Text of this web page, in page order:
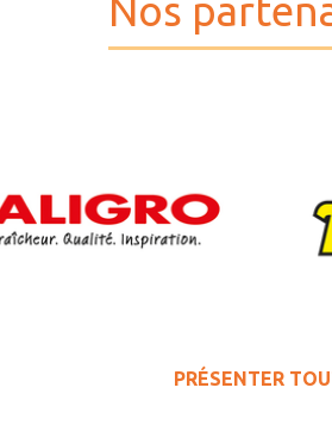
Nos
PRÉSENTER